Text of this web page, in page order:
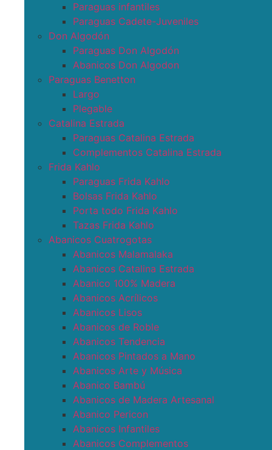
Paraguas infantiles
Paraguas Cadete-Juveniles
Don Algodón
Paraguas Don Algodón
Abanicos Don Algodon
Paraguas Benetton
Largo
Plegable
Catalina Estrada
Paraguas Catalina Estrada
Complementos Catalina Estrada
Frida Kahlo
Paraguas Frida Kahlo
Bolsas Frida Kahlo
Porta todo Frida Kahlo
Tazas Frida Kahlo
Abanicos Cuatrogotas
Abanicos Malamalaka
Abanicos Catalina Estrada
Abanico 100% Madera
Abanicos Acrílicos
Abanicos Lisos
Abanicos de Roble
Abanicos Tendencia
Abanicos Pintados a Mano
Abanicos Arte y Música
Abanico Bambú
Abanicos de Madera Artesanal
Abanico Pericon
Abanicos Infantiles
Abanicos Complementos